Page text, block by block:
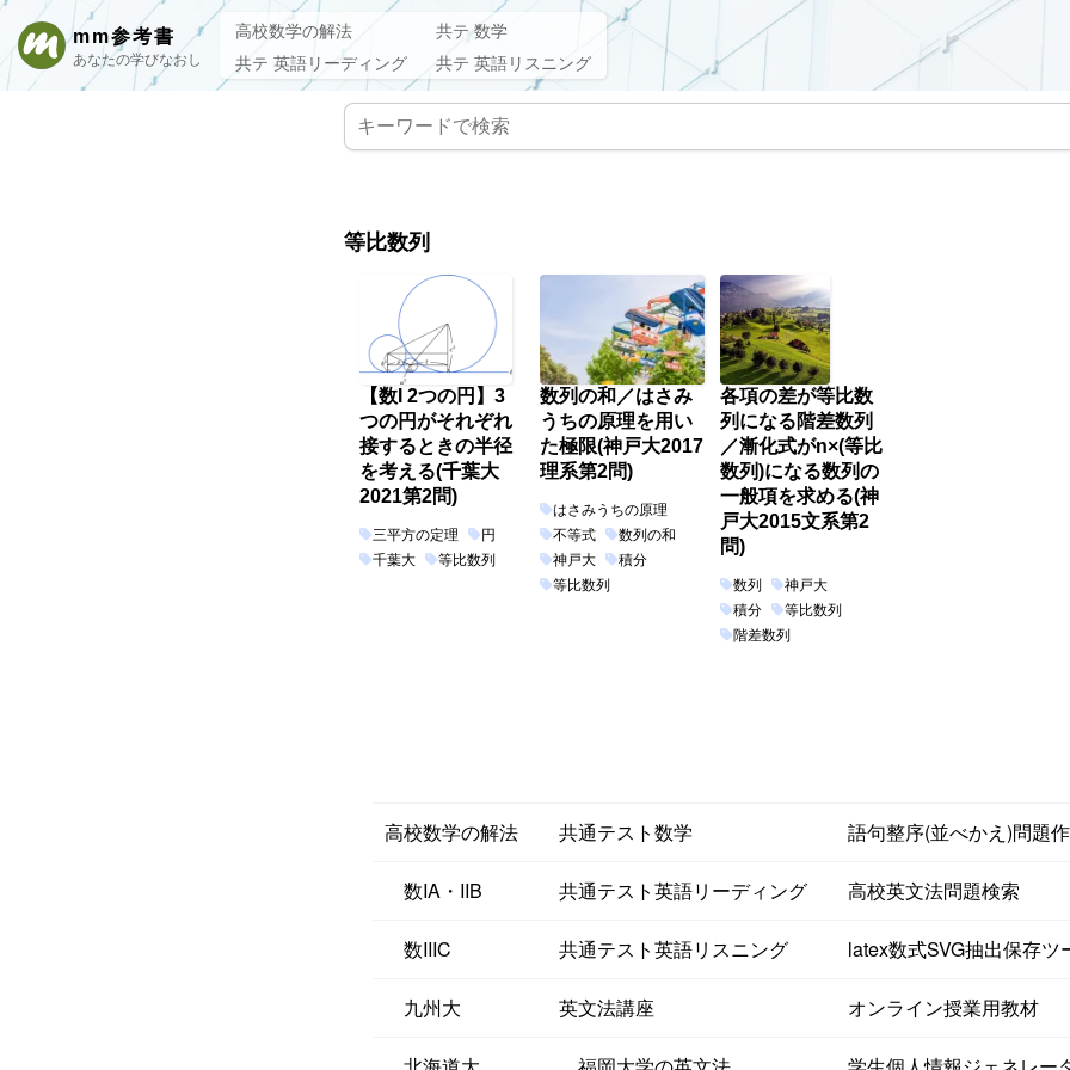
mm参考書
あなたの学びなおし
高校数学の解法
共テ 数学
共テ 英語リーディング
共テ 英語リスニング
等比数列
【数I 2つの円】3
つの円がそれぞれ
接するときの半径
を考える(千葉大
2021第2問)
三平方の定理
円
千葉大
等比数列
数列の和／はさみ
うちの原理を用い
た極限(神戸大2017
理系第2問)
はさみうちの原理
不等式
数列の和
神戸大
積分
等比数列
各項の差が等比数
列になる階差数列
／漸化式がn×(等比
数列)になる数列の
一般項を求める(神
戸大2015文系第2
問)
数列
神戸大
積分
等比数列
階差数列
高校数学の解法
数IA・IIB
数IIIC
九州大
共通テスト数学
共通テスト英語リーディング
共通テスト英語リスニング
英文法講座
語句整序(並べかえ)問題
高校英文法問題検索
latex数式SVG抽出保存ツ
オンライン授業用教材